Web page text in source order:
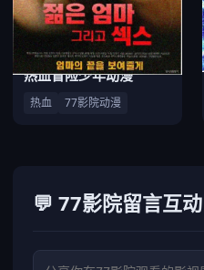
热血冒险少年动漫
热血 77影院动漫
💬 77影院留言互